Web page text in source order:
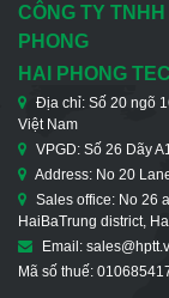
CÔNG TY
PHONG
HAI PHONG
Địa chỉ: Số 20 ngõ
Việt Nam
VPGD: Số 26 Dãy
Address: No 20
Sales office: No 26
HaiBaTrung district,
Email:
Mã số thuế: